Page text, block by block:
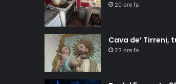
20 ore fa
Cava de’
23 ore fa